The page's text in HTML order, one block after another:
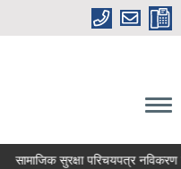
सामाजिक सुरक्षा परिचयपत्र नविकरण